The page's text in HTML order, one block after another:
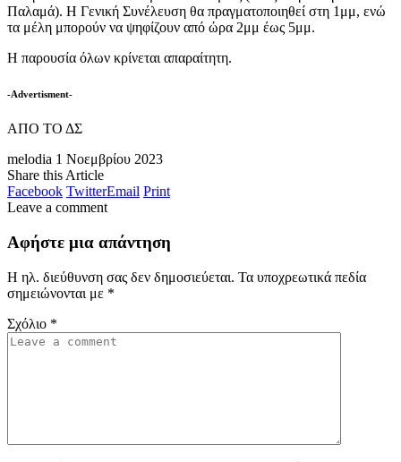
Παλαμά). Η Γενική Συνέλευση θα πραγματοποιηθεί στη 1μμ, ενώ
τα μέλη μπορούν να ψηφίζουν από ώρα 2μμ έως 5μμ.
Η παρουσία όλων κρίνεται απαραίτητη.
-Advertisment-
ΑΠΟ ΤΟ ΔΣ
melodia 1 Νοεμβρίου 2023
Share this Article
Facebook TwitterEmail Print
Leave a comment
Αφήστε μια απάντηση
Η ηλ. διεύθυνση σας δεν δημοσιεύεται. Τα υποχρεωτικά πεδία
σημειώνονται με *
Σχόλιο *